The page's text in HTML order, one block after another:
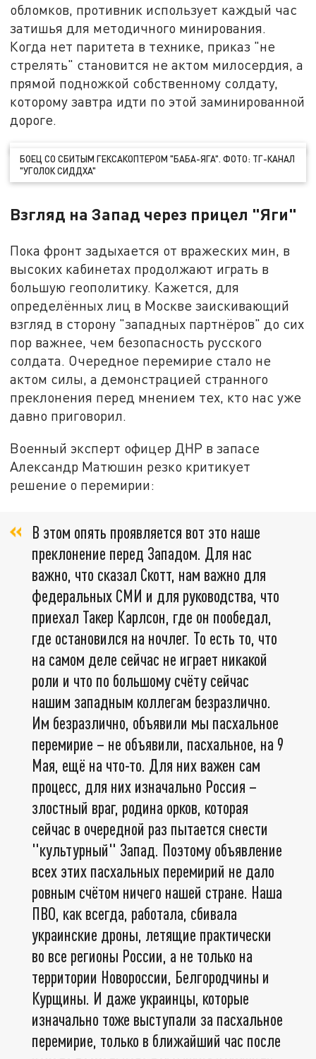
обломков, противник использует каждый час
затишья для методичного минирования.
Когда нет паритета в технике, приказ "не
стрелять" становится не актом милосердия, а
прямой подножкой собственному солдату,
которому завтра идти по этой заминированной
дороге.
БОЕЦ СО СБИТЫМ ГЕКСАКОПТЕРОМ "БАБА-ЯГА". ФОТО: ТГ-КАНАЛ
"УГОЛОК СИДДХА"
Взгляд на Запад через прицел "Яги"
Пока фронт задыхается от вражеских мин, в
высоких кабинетах продолжают играть в
большую геополитику. Кажется, для
определённых лиц в Москве заискивающий
взгляд в сторону "западных партнёров" до сих
пор важнее, чем безопасность русского
солдата. Очередное перемирие стало не
актом силы, а демонстрацией странного
преклонения перед мнением тех, кто нас уже
давно приговорил.
Военный эксперт офицер ДНР в запасе
Александр Матюшин резко критикует
решение о перемирии:
В этом опять проявляется вот это наше
преклонение перед Западом. Для нас
важно, что сказал Скотт, нам важно для
федеральных СМИ и для руководства, что
приехал Такер Карлсон, где он пообедал,
где остановился на ночлег. То есть то, что
на самом деле сейчас не играет никакой
роли и что по большому счёту сейчас
нашим западным коллегам безразлично.
Им безразлично, объявили мы пасхальное
перемирие – не объявили, пасхальное, на 9
Мая, ещё на что-то. Для них важен сам
процесс, для них изначально Россия –
злостный враг, родина орков, которая
сейчас в очередной раз пытается снести
"культурный" Запад. Поэтому объявление
всех этих пасхальных перемирий не дало
ровным счётом ничего нашей стране. Наша
ПВО, как всегда, работала, сбивала
украинские дроны, летящие практически
во все регионы России, а не только на
территории Новороссии, Белгородчины и
Курщины. И даже украинцы, которые
изначально тоже выступали за пасхальное
перемирие, только в ближайший час после